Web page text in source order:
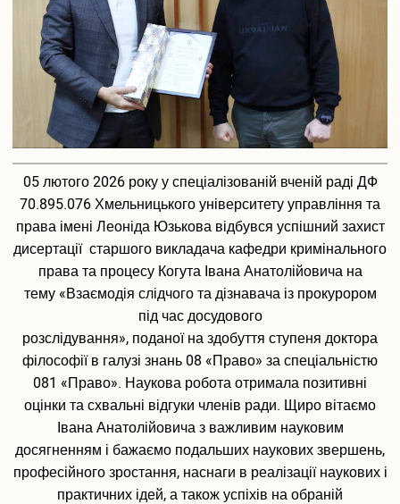
Загальна інформація
Інформація про вступ до аспірантури та докторантури
Інформаційний пакет підготовки докторів філософії та
докторів наук
Вибіркові дисципліни
Педагогічна практика аспірантів
Дисертаційні дослідження, що виконуються
Перелік корисних посилань
Відповідність тем дисертацій аспірантів напрямам наукових
досліджень наукових керівників
Результати вступних випробувань
Наукова діяльність
Загальна інформація
Путівник науковця
Напрями наукових досліджень
Організація наукової діяльності молодих вчених
Наукові школи
Спеціалізована вчена рада Д70.895.02
Спеціалізована вчена рада К 70.895.02
Спеціалізована вчена рада К 70.895.01
Наукові видання
Наукометричні бази даних
Спеціалізовані вчені ради для захисту дисертацій на здобуття
05 лютого 2026 року у спеціалізованій вченій раді ДФ
70.895.076 Хмельницького університету управління та
права імені Леоніда Юзькова відбувся успішний захист
дисертації старшого викладача кафедри кримінального
права та процесу Когута Івана Анатолійовича на
тему «Взаємодія слідчого та дізнавача із прокурором
під час досудового
розслідування», поданої на здобуття ступеня доктора
філософії в галузі знань 08 «Право» за спеціальністю
081 «Право». Наукова робота отримала позитивні
оцінки та схвальні відгуки членів ради. Щиро вітаємо
Івана Анатолійовича з важливим науковим
досягненням і бажаємо подальших наукових звершень,
професійного зростання, наснаги в реалізації наукових і
практичних ідей, а також успіхів на обраній